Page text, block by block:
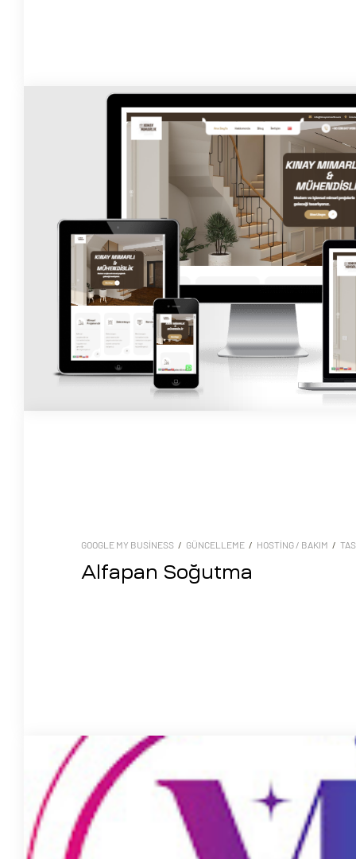
GOOGLE MY BUSINESS / GÜNCELLEME / HOSTING / BAKIM /
Alfapan Soğutma